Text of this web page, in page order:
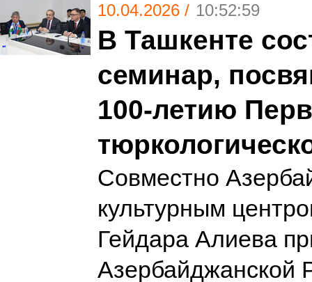
10.04.2026 / 10:52:59
В Ташкенте
семинар,
100-летию
Совместно
культурным
Гейдара Алиева
Азербайджанской